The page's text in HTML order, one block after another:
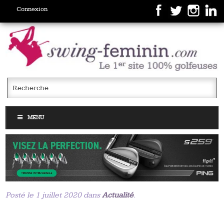
Connexion
MENU
Posté le 1 juillet 2020 dansActualité.